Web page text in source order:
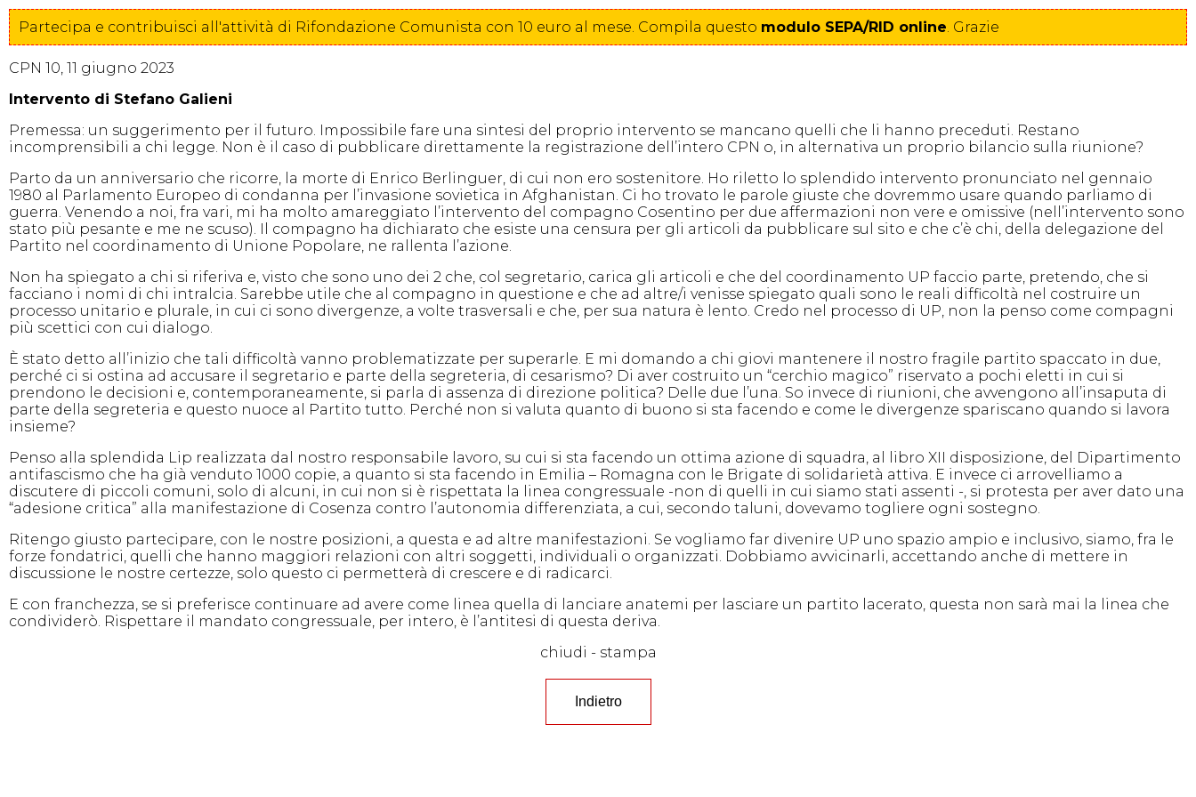
Partecipa e contribuisci all'attività di Rifondazione Comunista con 10 euro al mese. Compila questo modulo SEPA/RID online. Grazie
CPN 10, 11 giugno 2023
Intervento di Stefano Galieni
Premessa: un suggerimento per il futuro. Impossibile fare una sintesi del proprio intervento se mancano quelli che li hanno preceduti. Restano
incomprensibili a chi legge. Non è il caso di pubblicare direttamente la registrazione dell’intero CPN o, in alternativa un proprio bilancio sulla riunione?
Parto da un anniversario che ricorre, la morte di Enrico Berlinguer, di cui non ero sostenitore. Ho riletto lo splendido intervento pronunciato nel gennaio
1980 al Parlamento Europeo di condanna per l’invasione sovietica in Afghanistan. Ci ho trovato le parole giuste che dovremmo usare quando parliamo di
guerra. Venendo a noi, fra vari, mi ha molto amareggiato l’intervento del compagno Cosentino per due affermazioni non vere e omissive (nell’intervento sono
stato più pesante e me ne scuso). Il compagno ha dichiarato che esiste una censura per gli articoli da pubblicare sul sito e che c’è chi, della delegazione del
Partito nel coordinamento di Unione Popolare, ne rallenta l’azione.
Non ha spiegato a chi si riferiva e, visto che sono uno dei 2 che, col segretario, carica gli articoli e che del coordinamento UP faccio parte, pretendo, che si
facciano i nomi di chi intralcia. Sarebbe utile che al compagno in questione e che ad altre/i venisse spiegato quali sono le reali difficoltà nel costruire un
processo unitario e plurale, in cui ci sono divergenze, a volte trasversali e che, per sua natura è lento. Credo nel processo di UP, non la penso come compagni
più scettici con cui dialogo.
È stato detto all’inizio che tali difficoltà vanno problematizzate per superarle. E mi domando a chi giovi mantenere il nostro fragile partito spaccato in due,
perché ci si ostina ad accusare il segretario e parte della segreteria, di cesarismo? Di aver costruito un “cerchio magico” riservato a pochi eletti in cui si
prendono le decisioni e, contemporaneamente, si parla di assenza di direzione politica? Delle due l’una. So invece di riunioni, che avvengono all’insaputa di
parte della segreteria e questo nuoce al Partito tutto. Perché non si valuta quanto di buono si sta facendo e come le divergenze spariscano quando si lavora
insieme?
Penso alla splendida Lip realizzata dal nostro responsabile lavoro, su cui si sta facendo un ottima azione di squadra, al libro XII disposizione, del Dipartimento
antifascismo che ha già venduto 1000 copie, a quanto si sta facendo in Emilia – Romagna con le Brigate di solidarietà attiva. E invece ci arrovelliamo a
discutere di piccoli comuni, solo di alcuni, in cui non si è rispettata la linea congressuale -non di quelli in cui siamo stati assenti -, si protesta per aver dato una
“adesione critica” alla manifestazione di Cosenza contro l’autonomia differenziata, a cui, secondo taluni, dovevamo togliere ogni sostegno.
Ritengo giusto partecipare, con le nostre posizioni, a questa e ad altre manifestazioni. Se vogliamo far divenire UP uno spazio ampio e inclusivo, siamo, fra le
forze fondatrici, quelli che hanno maggiori relazioni con altri soggetti, individuali o organizzati. Dobbiamo avvicinarli, accettando anche di mettere in
discussione le nostre certezze, solo questo ci permetterà di crescere e di radicarci.
E con franchezza, se si preferisce continuare ad avere come linea quella di lanciare anatemi per lasciare un partito lacerato, questa non sarà mai la linea che
condividerò. Rispettare il mandato congressuale, per intero, è l’antitesi di questa deriva.
chiudi - stampa
Indietro